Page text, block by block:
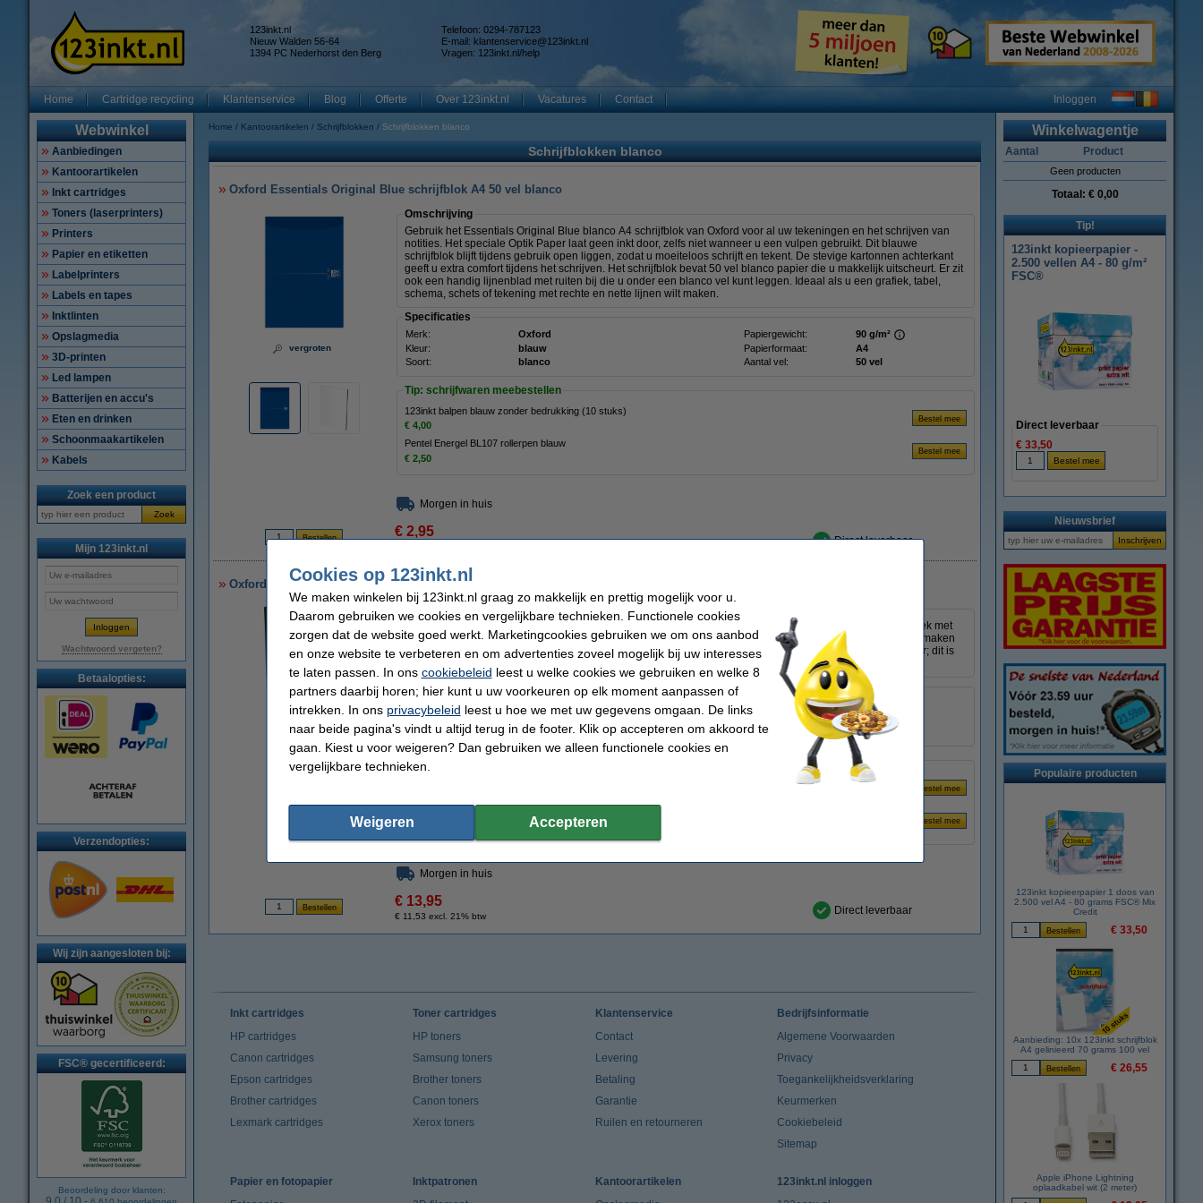
123inkt.nl
Nieuw Walden 56-64
1394 PC Nederhorst den Berg
Telefoon: 0294-787123
E-mail: klantenservice@123inkt.nl
Vragen: 123inkt.nl/help
Home Cartridge recycling Klantenservice Blog Offerte Over 123inkt.nl Vacatures Contact Inloggen
Webwinkel
Aanbiedingen
Kantoorartikelen
Inkt cartridges
Toners (laserprinters)
Printers
Papier en etiketten
Labelprinters
Labels en tapes
Inktlinten
Opslagmedia
3D-printen
Led lampen
Batterijen en accu's
Eten en drinken
Schoonmaakartikelen
Kabels
Zoek een product
Zoek
Mijn 123inkt.nl
Wachtwoord vergeten?
Betaalopties:
Verzendopties:
Wij zijn aangesloten bij:
FSC® gecertificeerd:
Beoordeling door klanten:
Home Kantoorartikelen Schrijfblokken Schrijfblokken blanco
Schrijfblokken blanco
Oxford Essentials Original Blue schrijfblok A4 50 vel blanco
vergroten
Omschrijving
Gebruik het Essentials Original Blue blanco A4 schrijfblok van Oxford voor al uw tekeningen en het schrijven van
notities. Het speciale Optik Paper laat geen inkt door, zelfs niet wanneer u een vulpen gebruikt. Dit blauwe
schrijfblok blijft tijdens gebruik open liggen, zodat u moeiteloos schrijft en tekent. De stevige kartonnen achterkant
geeft u extra comfort tijdens het schrijven. Het schrijfblok bevat 50 vel blanco papier die u makkelijk uitscheurt. Er zit
ook een handig lijnenblad met ruiten bij die u onder een blanco vel kunt leggen. Ideaal als u een grafiek, tabel,
schema, schets of tekening met rechte en nette lijnen wilt maken.
Specificaties
Merk: Oxford Papiergewicht:
90 g/m²
Kleur:
blauw Papierformaat:
A4
Soort:
blanco Aantal vel: 50 vel
Tip: schrijfwaren meebestellen
123inkt balpen blauw zonder bedrukking (10 stuks)
€ 4,00
Pentel Energel BL107 rollerpen blauw
€ 2,50
Morgen in huis
€ 2,95
Direct leverbaar
Oxford Smart Black gebonden boek A4 96 vel blanco
vergroten
Omschrijving
Oxford Smart Black is een luxueus, gebonden notitieboek op A4-formaat. Dit zakelijke teken- of opschrijfboek met
blanco pagina's komt goed van pas bij vergaderingen of workshops. Pagina's voorzien van scheurhoekjes maken
het terugvinden van de laatste notities makkelijk. U schrijft of schetst prettig op 90 grams Oxford Optik papier; dit is
Specificaties
Merk: Papiergewicht:
90 g/m²
Kleur:
zwart Papierformaat:
A4
Soort:
blanco Aantal vel: 96 vel
Tip: schrijfwaren meebestellen
€ 2,50
Morgen in huis
€ 13,95
€ 11,53 excl. 21% btw Direct leverbaar
Winkelwagentje
Aantal Product
Geen producten
Totaal: € 0,00
Tip!
123inkt kopieerpapier -
2.500 vellen A4 - 80 g/m²
FSC®
Direct leverbaar
€ 33,50
Nieuwsbrief
Populaire producten
123inkt kopieerpapier 1 doos van
2.500 vel A4 - 80 grams FSC® Mix
Credit
€ 33,50
Aanbieding: 10x 123inkt schrijfblok
A4 gelinieerd 70 grams 100 vel
€ 26,55
Apple iPhone Lightning
oplaadkabel wit (2 meter)
Inkt cartridges
HP cartridges
Canon cartridges
Epson cartridges
Brother cartridges
Lexmark cartridges
Toner cartridges
HP toners
Samsung toners
Brother toners
Canon toners
Xerox toners
Klantenservice
Contact
Levering
Betaling
Garantie
Ruilen en retourneren
Bedrijfsinformatie
Algemene Voorwaarden
Privacy
Toegankelijkheidsverklaring
Keurmerken
Cookiebeleid
Sitemap
Papier en fotopapier
Inktpatronen
Kantoorartikelen
123inkt.nl inloggen
Cookies op 123inkt.nl
We maken winkelen bij 123inkt.nl graag zo makkelijk en prettig mogelijk voor u.
Daarom gebruiken we cookies en vergelijkbare technieken. Functionele cookies
zorgen dat de website goed werkt. Marketingcookies gebruiken we om ons aanbod
en onze website te verbeteren en om advertenties zoveel mogelijk bij uw interesses
te laten passen. In ons cookiebeleid leest u welke cookies we gebruiken en welke 8
partners daarbij horen; hier kunt u uw voorkeuren op elk moment aanpassen of
intrekken. In ons privacybeleid leest u hoe we met uw gegevens omgaan. De links
naar beide pagina's vindt u altijd terug in de footer. Klik op accepteren om akkoord te
gaan. Kiest u voor weigeren? Dan gebruiken we alleen functionele cookies en
vergelijkbare technieken.
Weigeren Accepteren